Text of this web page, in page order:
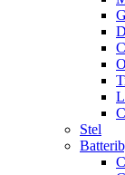
Stel